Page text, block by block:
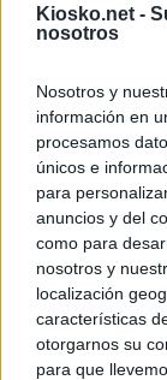
Kiosko.net -
nosotros
Nosotros y
información en
procesamos
únicos e
para
anuncios y del
como para
nosotros y
localización
características
otorgarnos su
para que